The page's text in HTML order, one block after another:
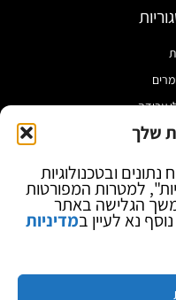
שלך
ובטכנולוגיות
למטרות המפורטות
הגלישה באתר
נא לעיין במדיניות
עבודה
הלחמה
כח ומודדים
אופטי להגדלה